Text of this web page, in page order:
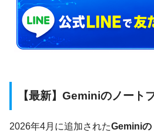
【最新】Geminiのノート
2026年4月に追加されたGeminiの